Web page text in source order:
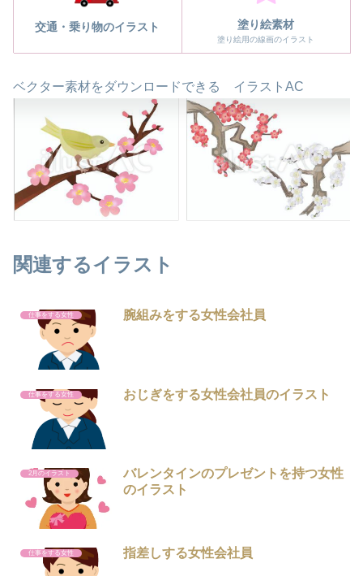
交通・乗り物のイラスト 塗り絵素材
塗り絵用の線画のイラスト
ベクター素材をダウンロードできる イラストAC
関連するイラスト
仕事をする女性 腕組みをする女性会社員
仕事をする女性 おじぎをする女性会社員のイラスト
2月のイラスト
バレンタインのプレゼントを持つ女性
のイラスト
仕事をする女性 指差しする女性会社員